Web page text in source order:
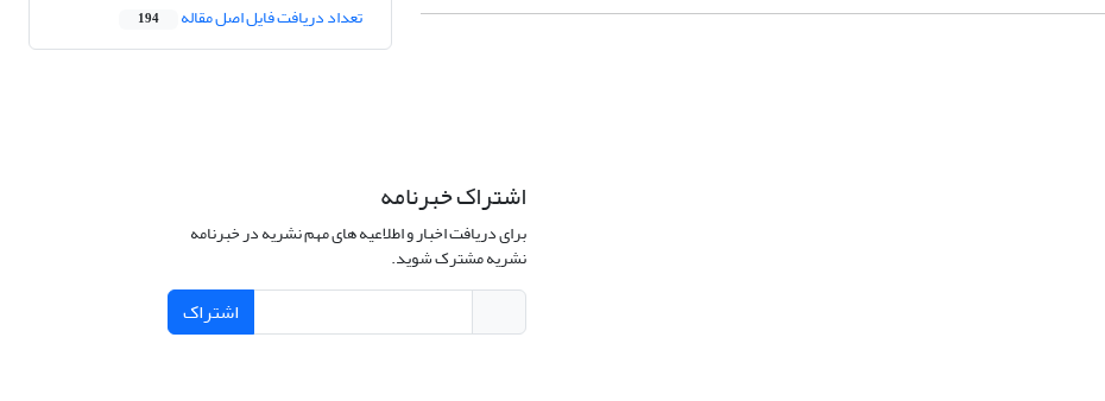
تعداد دریافت فایل اصل مقاله 194
اشتراک خبرنامه
برای دریافت اخبار و اطلاعیه های مهم نشریه در خبرنامه
نشریه مشترک شوید.
اشتراک